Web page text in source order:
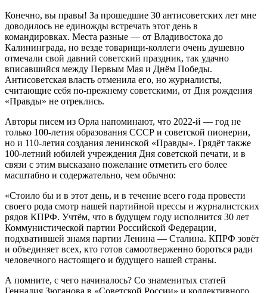
Конечно, вы правы! За прошедшие 30 антисоветских лет мне
доводилось не единожды встречать этот день в
командировках. Места разные — от Владивостока до
Калининграда, но везде товарищи-коллеги очень душевно
отмечали свой давний советский праздник, так удачно
вписавшийся между Первым Мая и Днём Победы.
Антисоветская власть отменила его, но журналисты,
считающие себя по-прежнему советскими, от Дня рождения
«Правды» не отреклись.
Авторы писем из Орла напоминают, что 2022-й — год не
только 100-летия образования СССР и советской пионерии,
но и 110-летия создания ленинской «Правды». Грядёт также
100-летний юбилей учреждения Дня советской печати, и в
связи с этим высказано пожелание отметить его более
масштабно и содержательно, чем обычно:
«Стоило бы и в этот день, и в течение всего года провести
своего рода смотр нашей партийной прессы и журналистских
рядов КПРФ. Учтём, что в будущем году исполнится 30 лет
Коммунистической партии Российской Федерации,
подхватившей знамя партии Ленина — Сталина. КПРФ зовёт
и объединяет всех, кто готов самоотверженно бороться ради
человечного настоящего и будущего нашей страны.
А помните, с чего начиналось? Со знаменитых статей
Геннадия Зюганова в «Советской России» и коллективного